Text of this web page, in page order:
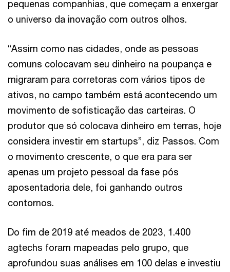
pequenas companhias, que começam a enxergar
o universo da inovação com outros olhos.
“Assim como nas cidades, onde as pessoas
comuns colocavam seu dinheiro na poupança e
migraram para corretoras com vários tipos de
ativos, no campo também está acontecendo um
movimento de sofisticação das carteiras. O
produtor que só colocava dinheiro em terras, hoje
considera investir em startups”, diz Passos. Com
o movimento crescente, o que era para ser
apenas um projeto pessoal da fase pós
aposentadoria dele, foi ganhando outros
contornos.
Do fim de 2019 até meados de 2023, 1.400
agtechs foram mapeadas pelo grupo, que
aprofundou suas análises em 100 delas e investiu